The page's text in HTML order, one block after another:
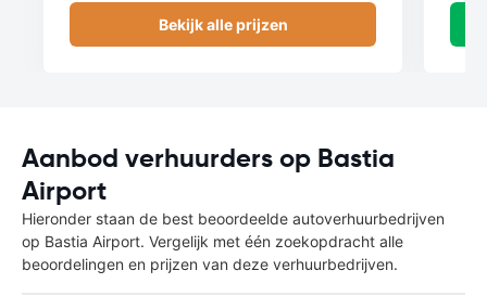
Bekijk alle prijzen
Aanbod verhuurders op Bastia
Airport
Hieronder staan de best beoordeelde autoverhuurbedrijven
op Bastia Airport. Vergelijk met één zoekopdracht alle
beoordelingen en prijzen van deze verhuurbedrijven.